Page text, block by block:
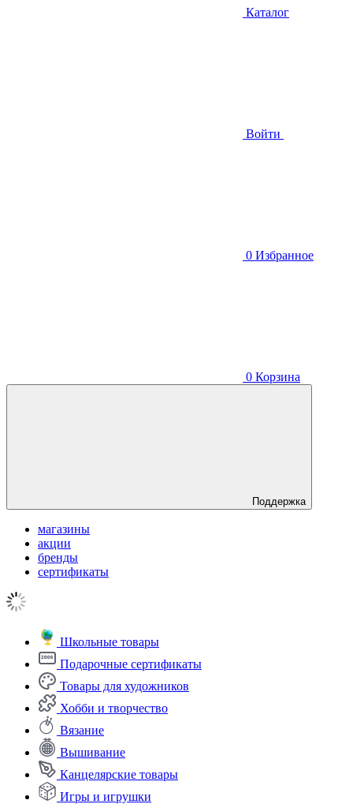
Каталог
Войти
0 Избранное
0 Корзина
Поддержка
магазины
акции
бренды
сертификаты
Школьные товары
Подарочные сертификаты
Товары для художников
Хобби и творчество
Вязание
Вышивание
Канцелярские товары
Игры и игрушки